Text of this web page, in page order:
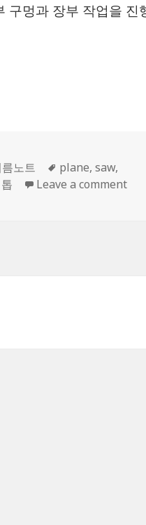
구멍과 장부 작업을 진
노트 Tags
plane,saw,
톱 Leave a commenton